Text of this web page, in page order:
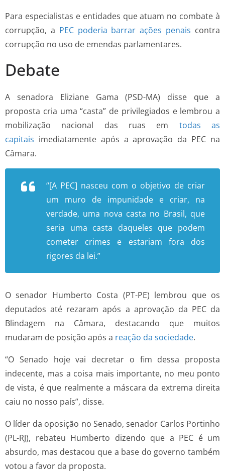
Para especialistas e entidades que atuam no combate à
corrupção, a PEC poderia barrar ações penais contra
corrupção no uso de emendas parlamentares.
Debate
A senadora Eliziane Gama (PSD-MA) disse que a
proposta cria uma “casta” de privilegiados e lembrou a
mobilização nacional das ruas em todas as
capitais imediatamente após a aprovação da PEC na
Câmara.
“[A PEC] nasceu com o objetivo de criar
um muro de impunidade e criar, na
verdade, uma nova casta no Brasil, que
seria uma casta daqueles que podem
cometer crimes e estariam fora dos
rigores da lei.”
O senador Humberto Costa (PT-PE) lembrou que os
deputados até rezaram após a aprovação da PEC da
Blindagem na Câmara, destacando que muitos
mudaram de posição após a reação da sociedade.
“O Senado hoje vai decretar o fim dessa proposta
indecente, mas a coisa mais importante, no meu ponto
de vista, é que realmente a máscara da extrema direita
caiu no nosso país”, disse.
O líder da oposição no Senado, senador Carlos Portinho
(PL-RJ), rebateu Humberto dizendo que a PEC é um
absurdo, mas destacou que a base do governo também
votou a favor da proposta.